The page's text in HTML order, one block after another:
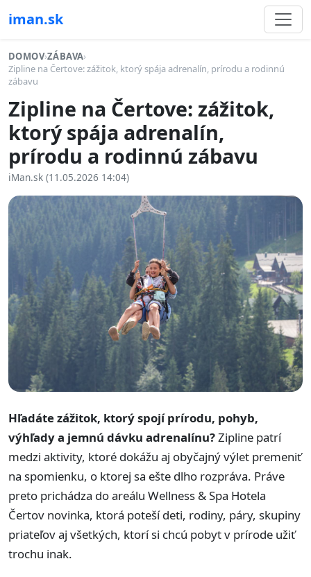
iman.sk
DOMOV›ZÁBAVA›
Zipline na Čertove: zážitok, ktorý spája adrenalín, prírodu a rodinnú
zábavu
Zipline na Čertove: zážitok,
ktorý spája adrenalín,
prírodu a rodinnú zábavu
iMan.sk (11.05.2026 14:04)
Hľadáte zážitok, ktorý spojí prírodu, pohyb,
výhľady a jemnú dávku adrenalínu?Zipline patrí
medzi aktivity, ktoré dokážu aj obyčajný výlet premeniť
na spomienku, o ktorej sa ešte dlho rozpráva. Práve
preto prichádza do areálu Wellness & Spa Hotela
Čertov novinka, ktorá poteší deti, rodiny, páry, skupiny
priateľov aj všetkých, ktorí si chcú pobyt v prírode užiť
trochu inak.